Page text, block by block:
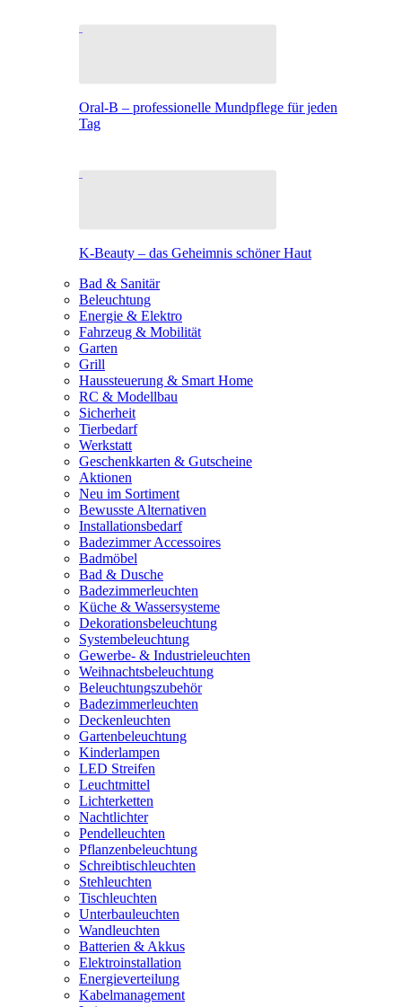
Oral-B – professionelle Mundpflege für jeden
Tag
K-Beauty – das Geheimnis schöner Haut
Bad & Sanitär
Beleuchtung
Energie & Elektro
Fahrzeug & Mobilität
Garten
Grill
Haussteuerung & Smart Home
RC & Modellbau
Sicherheit
Tierbedarf
Werkstatt
Geschenkkarten & Gutscheine
Aktionen
Neu im Sortiment
Bewusste Alternativen
Installationsbedarf
Badezimmer Accessoires
Badmöbel
Bad & Dusche
Badezimmerleuchten
Küche & Wassersysteme
Dekorationsbeleuchtung
Systembeleuchtung
Gewerbe- & Industrieleuchten
Weihnachtsbeleuchtung
Beleuchtungszubehör
Badezimmerleuchten
Deckenleuchten
Gartenbeleuchtung
Kinderlampen
LED Streifen
Leuchtmittel
Lichterketten
Nachtlichter
Pendelleuchten
Pflanzenbeleuchtung
Schreibtischleuchten
Stehleuchten
Tischleuchten
Unterbauleuchten
Wandleuchten
Batterien & Akkus
Elektroinstallation
Energieverteilung
Kabelmanagement